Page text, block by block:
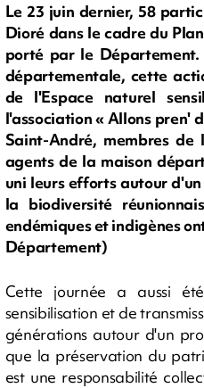
Le 23 juin dernier, 58
Dioré dans le cadre du
porté par le
départementale, cette
de l'Espace naturel
l'association « Allons pren'
Saint-André, membres
agents de la maison
uni leurs efforts autour
la biodiversité
endémiques et indigènes
Département)
Cette journée a aussi
sensibilisation et de
générations autour d'un
que la préservation du
est une responsabilité